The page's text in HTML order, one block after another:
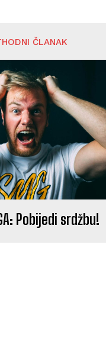
ČLANAK
Pobijedi srdžbu!